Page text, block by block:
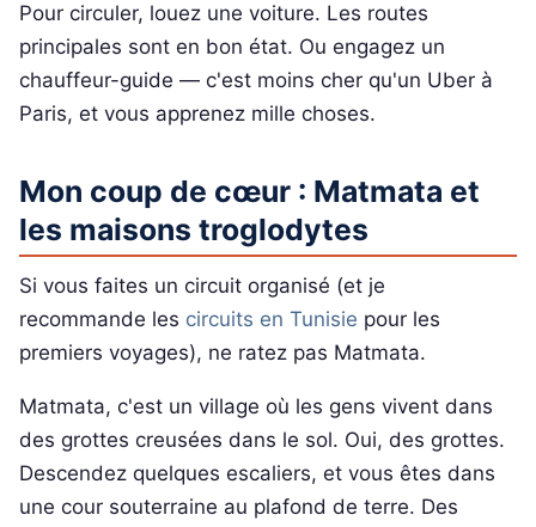
Pour circuler, louez une voiture. Les routes
principales sont en bon état. Ou engagez un
chauffeur-guide — c'est moins cher qu'un Uber à
Paris, et vous apprenez mille choses.
Mon coup de cœur : Matmata et
les maisons troglodytes
Si vous faites un circuit organisé (et je
recommande les circuits en Tunisie pour les
premiers voyages), ne ratez pas Matmata.
Matmata, c'est un village où les gens vivent dans
des grottes creusées dans le sol. Oui, des grottes.
Descendez quelques escaliers, et vous êtes dans
une cour souterraine au plafond de terre. Des